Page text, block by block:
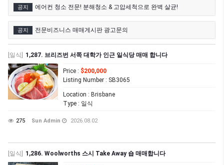
공지 에어컨 청소 전문! 분해청소 & 고압세척으로 완벽 살균!
공지 전문비즈니스 매매게시판 광고문의
[일식] 1,287. 브리즈번 서쪽 대학가 인근 일식당 매매 합니다
Price : $200,000
Listing Number : SB3065
Location : Brisbane
Type : 일식
275 Sun Admin 2026.08.02
[일식] 1,286. Woolworths 스시 Take Away 숍 매매합니다